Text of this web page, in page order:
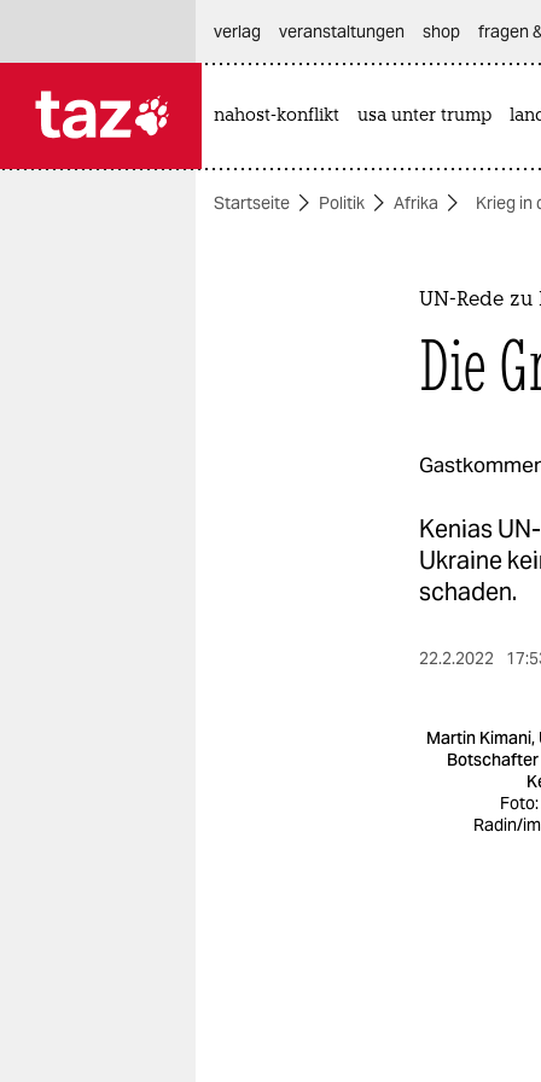
themen
verlag
veranstaltungen shop fragen
nahost-konflikt usa unter trump
Startseite Politik Afrika Krieg in
UN-Rede
Die
Kenias
Ukraine
schaden.
22.2.2022
Martin Kimani,
Botschafter
Radin/